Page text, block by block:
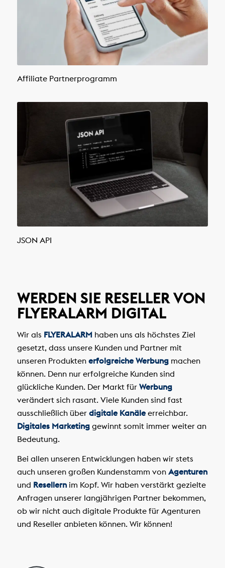
Affiliate Partnerprogramm
JSON API
WERDEN SIE RESELLER VON
FLYERALARM DIGITAL
Wir als FLYERALARMhaben uns als höchstes Ziel
gesetzt, dass unsere Kunden und Partner mit
unseren Produkten erfolgreiche Werbungmachen
können. Denn nur erfolgreiche Kunden sind
glückliche Kunden. Der Markt für Werbung
verändert sich rasant. Viele Kunden sind fast
ausschließlich über digitale Kanäleerreichbar.
Digitales Marketinggewinnt somit immer weiter an
Bedeutung.
Bei allen unseren Entwicklungen haben wir stets
auch unseren großen Kundenstamm von Agenturen
und Resellernim Kopf. Wir haben verstärkt gezielte
Anfragen unserer langjährigen Partner bekommen,
ob wir nicht auch digitale Produkte für Agenturen
und Reseller anbieten können. Wir können!